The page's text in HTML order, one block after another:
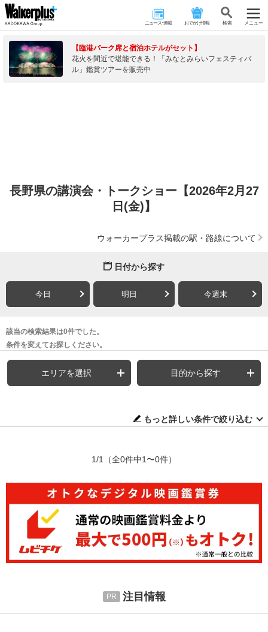
ニュース･連載 おでかけ情報 検 索 メニュー
【臨港パーク席と宿泊ホテルがセット】
花火を間近で堪能できる！「みなとみらいフェスティバ
ル」鑑賞ツアーを販売中
長野県の講演会・トークショー【2026年2月27
日(金)】
ウォーカープラス掲載の駅・路線について
日付から探す
今日 明日 今週末
該当の検索結果は0件でした。
条件を変えてお探しください。
エリアを選択 目的から探す
もっと詳しい条件で絞り込む
1/1 （全0件中1〜0件）
注目情報